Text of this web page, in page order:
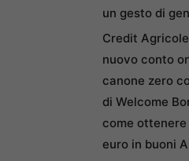
un gesto di
Credit
nuovo conto
canone zero
di Welcome
come
euro in buoni